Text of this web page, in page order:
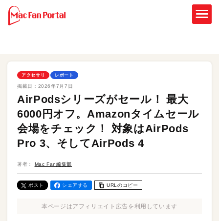
アクセサリ レポート
掲載日： 2026年7月7日
AirPodsシリーズがセール！ 最大
6000円オフ。Amazonタイムセール
会場をチェック！ 対象はAirPods
Pro 3、そしてAirPods 4
著者： Mac Fan編集部
ポスト シェアする URLのコピー
本ページはアフィリエイト広告を利用しています